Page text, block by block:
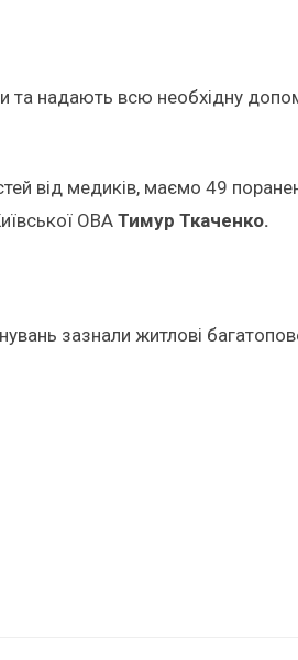
та надають всю необхідну
від медиків, маємо 49
ОВА Тимур Ткаченко.
зазнали житлові